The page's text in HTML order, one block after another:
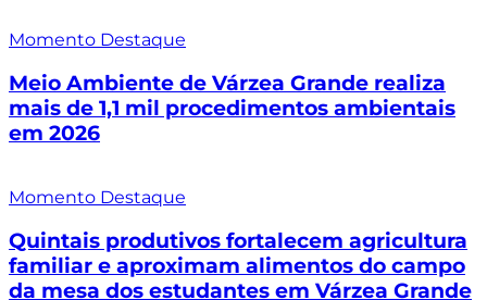
Momento Destaque
Meio Ambiente de Várzea Grande realiza
mais de 1,1 mil procedimentos ambientais
em 2026
Momento Destaque
Quintais produtivos fortalecem agricultura
familiar e aproximam alimentos do campo
da mesa dos estudantes em Várzea Grande